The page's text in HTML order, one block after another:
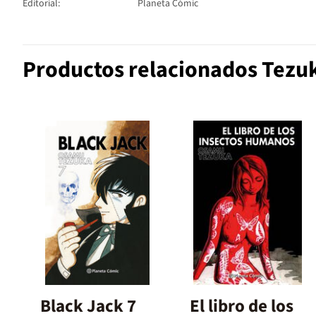
Editorial: Planeta Cómic
Productos relacionados
Black Jack 7
El libro de los